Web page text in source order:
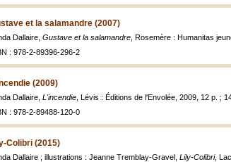
et la salamandre (2007)
Dallaire, Gustave et la salamandre , Rosemère : Humanitas
: 978-2-89396-296-2
(2009)
Dallaire, L'incendie , Lévis : Éditions de l'Envolée, 2009, 12 p. ;
: 978-2-89488-120-0
Colibri (2015)
Dallaire ; illustrations : Jeanne Tremblay-Gravel, Lily-Colibri,